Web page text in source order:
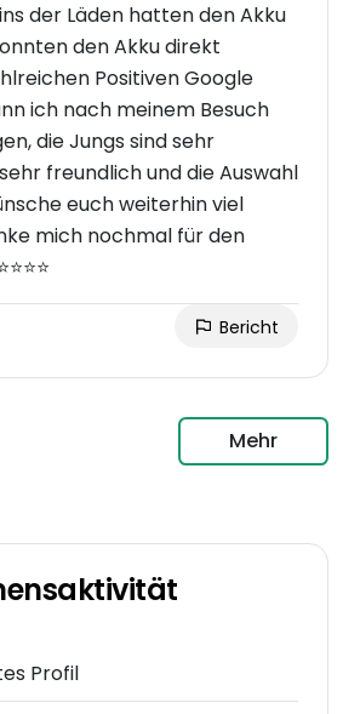
der Läden hatten den Akku
den Akku direkt
Positiven Google
ich nach meinem Besuch
die Jungs sind sehr
freundlich und die Auswahl
euch weiterhin viel
mich nochmal für den
Bericht
Mehr
Profil